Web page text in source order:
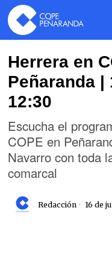
Herrera en
Peñaranda |
12:30
Escucha el
COPE en
Navarro con toda
comarcal
Redacción 16 de